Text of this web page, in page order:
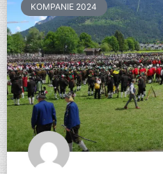
KOMPANIE 2024